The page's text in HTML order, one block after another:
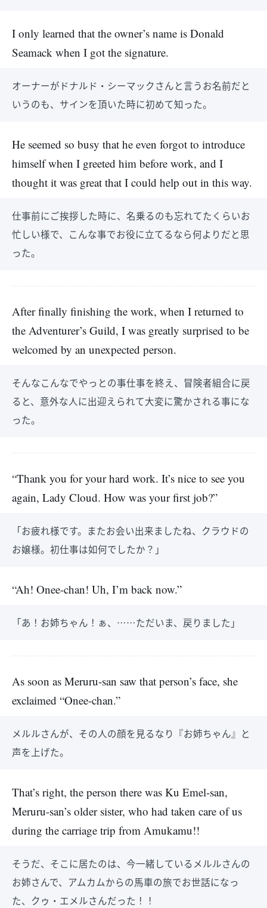
I only learned that the owner’s name is Donald
Seamack when I got the signature.
オーナーがドナルド・シーマックさんと言うお名前だと
いうのも、サインを頂いた時に初めて知った。
He seemed so busy that he even forgot to introduce
himself when I greeted him before work, and I
thought it was great that I could help out in this way.
仕事前にご挨拶した時に、名乗るのも忘れてたくらいお
忙しい様で、こんな事でお役に立てるなら何よりだと思
った。
After finally finishing the work, when I returned to
the Adventurer’s Guild, I was greatly surprised to be
welcomed by an unexpected person.
そんなこんなでやっとの事仕事を終え、冒険者組合に戻
ると、意外な人に出迎えられて大変に驚かされる事にな
った。
“Thank you for your hard work. It’s nice to see you
again, Lady Cloud. How was your first job?”
「お疲れ様です。またお会い出来ましたね、クラウドの
お嬢様。初仕事は如何でしたか？」
“Ah! Onee-chan! Uh, I’m back now.”
「あ！お姉ちゃん！ぁ、……ただいま、戻りました」
As soon as Meruru-san saw that person’s face, she
exclaimed “Onee-chan.”
メルルさんが、その人の顔を見るなり『お姉ちゃん』と
声を上げた。
That’s right, the person there was Ku Emel-san,
Meruru-san’s older sister, who had taken care of us
during the carriage trip from Amukamu!!
そうだ、そこに居たのは、今一緒しているメルルさんの
お姉さんで、アムカムからの馬車の旅でお世話になっ
た、クゥ・エメルさんだった！！